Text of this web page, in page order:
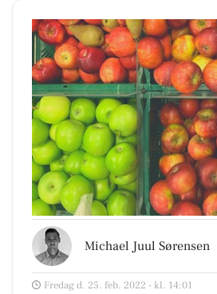
Michael Juul Sørensen
Fredag d. 25. feb. 2022 - kl. 14:01